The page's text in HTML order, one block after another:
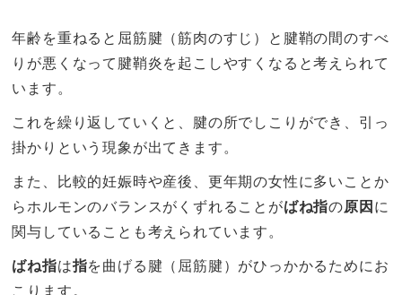
年齢を重ねると屈筋腱（筋肉のすじ）と腱鞘の間のすべ
りが悪くなって腱鞘炎を起こしやすくなると考えられて
います。
これを繰り返していくと、腱の所でしこりができ、引っ
掛かりという現象が出てきます。
また、比較的妊娠時や産後、更年期の女性に多いことか
らホルモンのバランスがくずれることがばね指の原因 に
関与していることも考えられています。
ばね指は指を曲げる腱（屈筋腱）がひっかかるためにお
こります。